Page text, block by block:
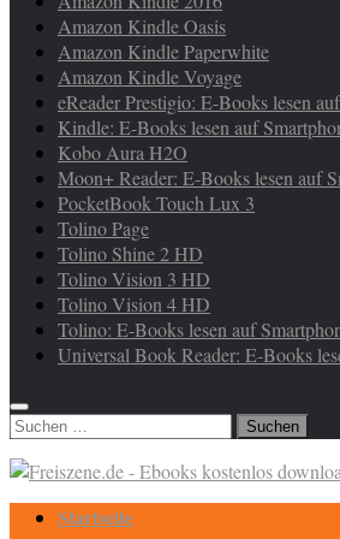
Amazon Kindle Oasis
Amazon Kindle Paperwhite
Amazon Kindle Voyage
eReader Prestigio: E-Books lesen
Kindle: E-Books lesen auf
Kobo Aura H2O
Moon+ Reader: E-Books lesen auf
PocketBook Touch Lux 3
Tolino Page
Tolino Shine 2 HD
Tolino Vision 3 HD
Tolino Vision 4 HD
Tolino: E-Books lesen auf
Universal Book Reader: E-Books
Suchen
Startseite